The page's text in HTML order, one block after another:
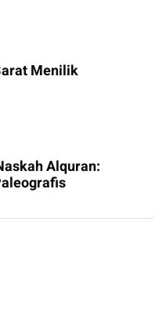
Menilik
Alquran: